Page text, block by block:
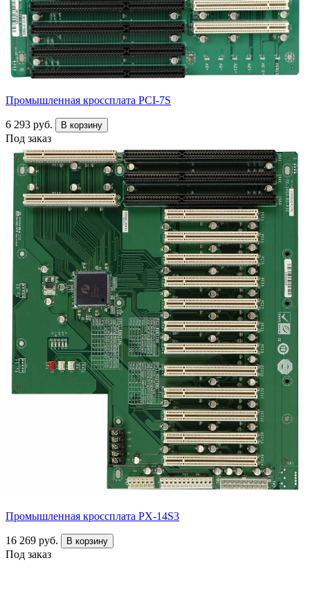
Промышленная кроссплата PCI-7S
6 293 руб. В корзину
Под заказ
Промышленная кроссплата PX-14S3
16 269 руб. В корзину
Под заказ